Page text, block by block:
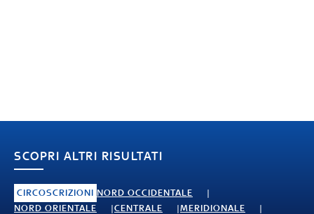
SCOPRI ALTRI RISULTATI
CIRCOSCRIZIONI NORD OCCIDENTALE
NORD ORIENTALE
CENTRALE
MERIDIONALE